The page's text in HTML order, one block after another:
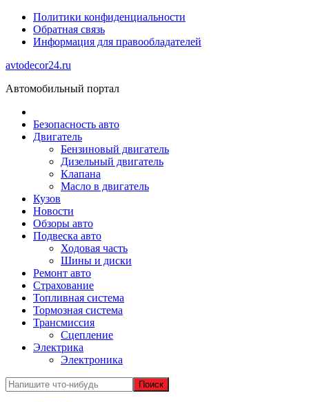
Политики конфиденциальности
Обратная связь
Информация для правообладателей
avtodecor24.ru
Автомобильный портал
Безопасность авто
Двигатель
Бензиновый двигатель
Дизельный двигатель
Клапана
Масло в двигатель
Кузов
Новости
Обзоры авто
Подвеска авто
Ходовая часть
Шины и диски
Ремонт авто
Страхование
Топливная система
Тормозная система
Трансмиссия
Сцепление
Электрика
Электроника